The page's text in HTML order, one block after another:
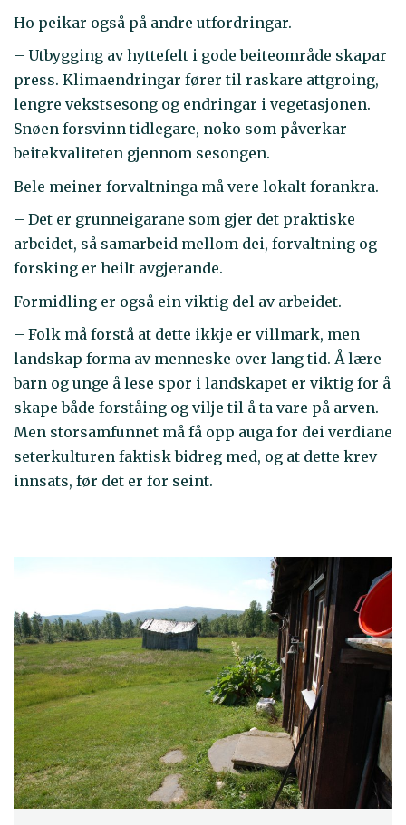
Ho peikar også på andre utfordringar.
– Utbygging av hyttefelt i gode beiteområde skapar
press. Klimaendringar fører til raskare attgroing,
lengre vekstsesong og endringar i vegetasjonen.
Snøen forsvinn tidlegare, noko som påverkar
beitekvaliteten gjennom sesongen.
Bele meiner forvaltninga må vere lokalt forankra.
– Det er grunneigarane som gjer det praktiske
arbeidet, så samarbeid mellom dei, forvaltning og
forsking er heilt avgjerande.
Formidling er også ein viktig del av arbeidet.
– Folk må forstå at dette ikkje er villmark, men
landskap forma av menneske over lang tid. Å lære
barn og unge å lese spor i landskapet er viktig for å
skape både forståing og vilje til å ta vare på arven.
Men storsamfunnet må få opp auga for dei verdiane
seterkulturen faktisk bidreg med, og at dette krev
innsats, før det er for seint.